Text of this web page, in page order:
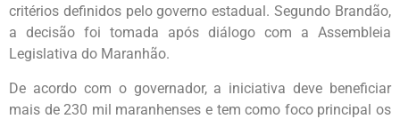
critérios definidos pelo governo estadual. Segundo Brandão,
a decisão foi tomada após diálogo com a Assembleia
Legislativa do Maranhão.
De acordo com o governador, a iniciativa deve beneficiar
mais de 230 mil maranhenses e tem como foco principal os